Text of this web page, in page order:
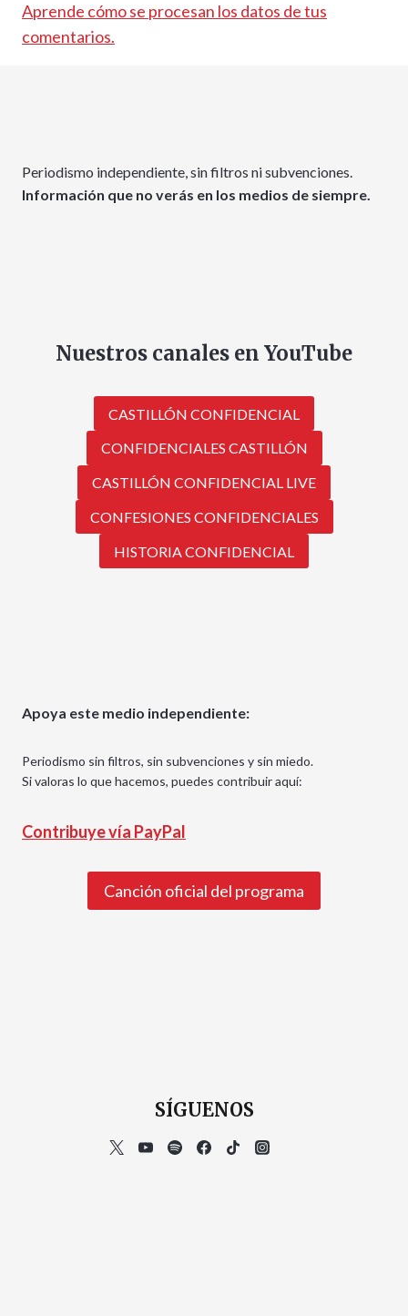
Aprende cómo se procesan los datos de tus
comentarios.
Periodismo independiente, sin filtros ni subvenciones.
Información que no verás en los medios de siempre.
Nuestros canales en YouTube
CASTILLÓN CONFIDENCIAL
CONFIDENCIALES CASTILLÓN
CASTILLÓN CONFIDENCIAL LIVE
CONFESIONES CONFIDENCIALES
HISTORIA CONFIDENCIAL
Apoya este medio independiente:
Periodismo sin filtros, sin subvenciones y sin miedo.
Si valoras lo que hacemos, puedes contribuir aquí:
Contribuye vía PayPal
Canción oficial del programa
SÍGUENOS